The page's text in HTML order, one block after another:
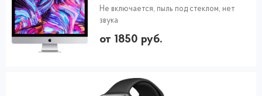
Не включается, пыль под стеклом, нет
звука
от 1850 руб.